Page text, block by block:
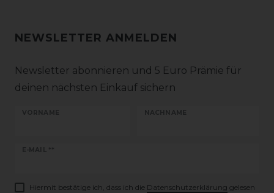
NEWSLETTER ANMELDEN
Newsletter abonnieren und 5 Euro Prämie für
deinen nächsten Einkauf sichern
VORNAME NACHNAME
E-MAIL **
Newsletter
Hiermit bestätige ich, dass ich die Daten­schutz­erklärung gelesen